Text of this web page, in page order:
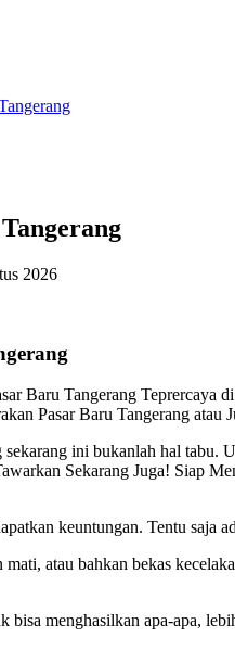
2026
Baru Tangerang Teprercaya
Pasar Baru Tangerang
sekarang ini bukanlah hal
Sekarang Juga! Siap
keuntungan. Tentu saja
atau bahkan bekas
bisa menghasilkan apa-apa,